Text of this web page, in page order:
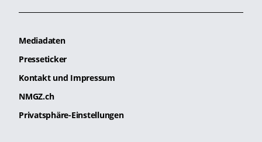
Mediadaten
Presseticker
Kontakt und Impressum
NMGZ.ch
Privatsphäre-Einstellungen